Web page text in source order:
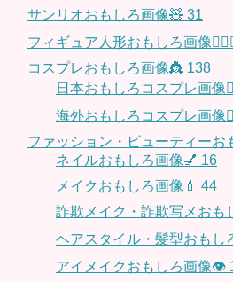
サンリオおもしろ画像🧸 31
フィギュア人形おもしろ画像
コスプレおもしろ画像👸 138
日本おもしろコスプレ画像
海外おもしろコスプレ画像
ファッション・ビューティーお
ネイルおもしろ画像💅 16
メイクおもしろ画像💄 44
詐欺メイク・詐欺写メおも
ヘアスタイル・髪型おもし
アイメイクおもしろ画像👁